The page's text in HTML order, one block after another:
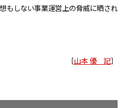
もしない事業運営上の脅威に晒され
［山本 優 記］